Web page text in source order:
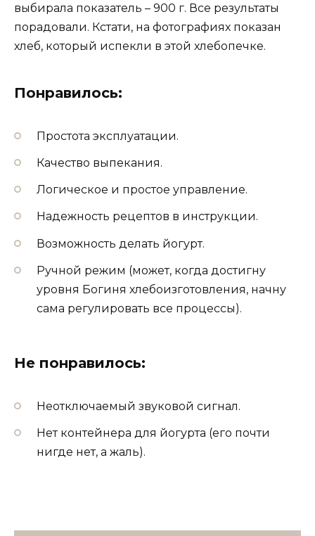
выбирала показатель – 900 г. Все результаты
порадовали. Кстати, на фотографиях показан
хлеб, который испекли в этой хлебопечке.
Понравилось:
Простота эксплуатации.
Качество выпекания.
Логическое и простое управление.
Надежность рецептов в инструкции.
Возможность делать йогурт.
Ручной режим (может, когда достигну
уровня Богиня хлебоизготовления, начну
сама регулировать все процессы).
Не понравилось:
Неотключаемый звуковой сигнал.
Нет контейнера для йогурта (его почти
нигде нет, а жаль).